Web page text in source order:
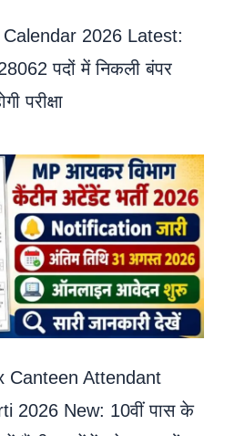
2026 Latest:
पदों में निकली बंपर
परीक्षा
Canteen Attendant
2026 New: 10वीं पास के